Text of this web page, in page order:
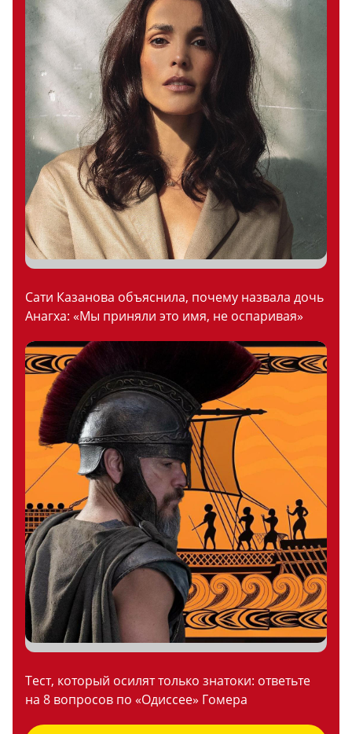
Сати Казанова объяснила, почему назвала дочь
Анагха: «Мы приняли это имя, не оспаривая»
Тест, который осилят только знатоки: ответьте
на 8 вопросов по «Одиссее» Гомера